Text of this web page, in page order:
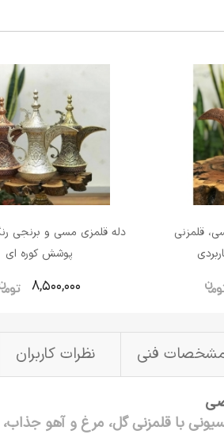
قلمزنی
دله قلمزی مسی و‌ برنجی
پوشش کوره ای
8,500,000
فنی نظرات کاربران
با قلمزنی گل، مرغ و آهو